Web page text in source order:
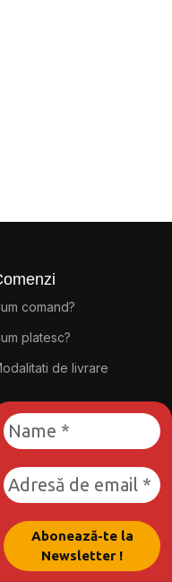
comand?
platesc?
de livrare